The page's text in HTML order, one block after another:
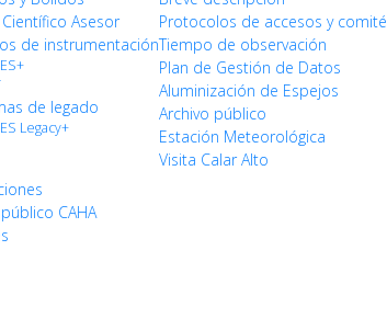
Asesor
de instrumentación
de legado
Legacy+
CAHA
Protocolos de accesos y
Tiempo de observación
Plan de Gestión de Datos
Aluminización de Espejos
Archivo público
Estación Meteorológica
Visita Calar Alto